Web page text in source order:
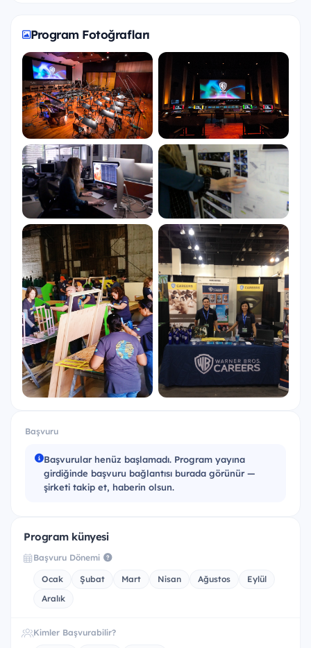
Be sure to check out our board at the beginning of
every term for the newest opportunities.
SUMMER
Positions for Summer are posted inFebruary/March
FALL
Positions for Fall are posted inAugust/September
SPRING
Positions for Spring are posted
inDecember/January
Program Fotoğrafları
Başvuru
Başvurular henüz başlamadı. Program yayına
girdiğinde başvuru bağlantısı burada görünür —
şirketi takip et, haberin olsun.
Program künyesi
Başvuru Dönemi
Ocak Şubat Mart Nisan Ağustos
Eylül
Aralık
Kimler Başvurabilir?